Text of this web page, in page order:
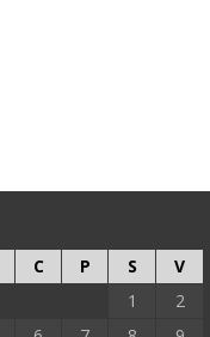
C P S
V
1
2